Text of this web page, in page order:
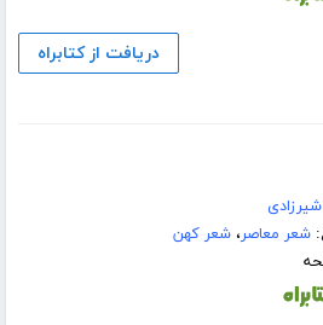
دریافت از کتابراه
شعر معاصر،شعر کهن